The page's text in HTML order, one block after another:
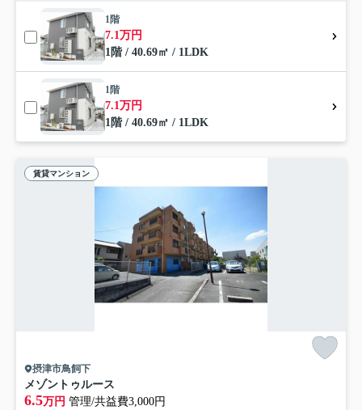
1階
7.1万円
1階 / 40.69㎡ / 1LDK
1階
7.1万円
1階 / 40.69㎡ / 1LDK
賃貸マンション
摂津市鳥飼下
メゾントゥルース
6.5万円 管理/共益費3,000円